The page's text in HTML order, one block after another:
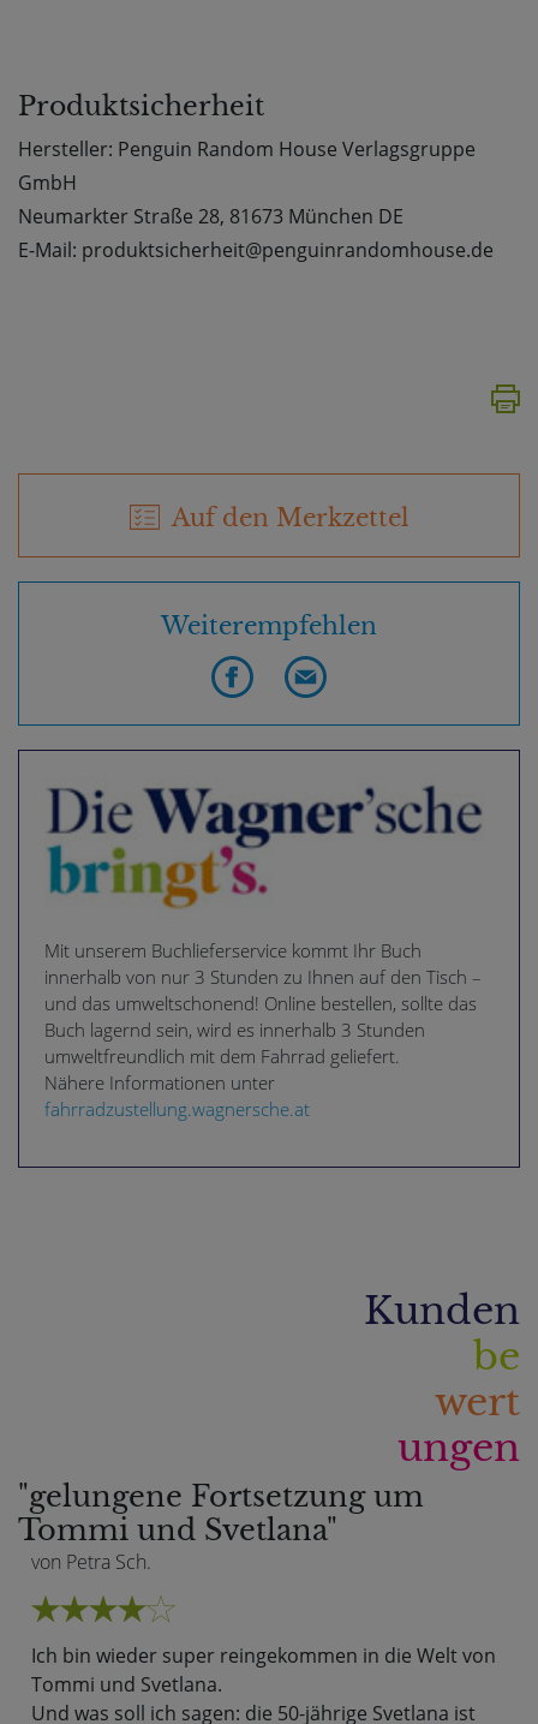
Produktsicherheit
Hersteller: Penguin Random House Verlagsgruppe
GmbH
Neumarkter Straße 28, 81673 München DE
E-Mail: produktsicherheit@penguinrandomhouse.de
Auf den Merkzettel
Weiterempfehlen
Mit unserem Buchlieferservice kommt Ihr Buch
innerhalb von nur 3 Stunden zu Ihnen auf den Tisch –
und das umweltschonend! Online bestellen, sollte das
Buch lagernd sein, wird es innerhalb 3 Stunden
umweltfreundlich mit dem Fahrrad geliefert.
Nähere Informationen unter
fahrradzustellung.wagnersche.at
Kunden
be
wert
ungen
"gelungene Fortsetzung um
Tommi und Svetlana"
von Petra Sch.
Ich bin wieder super reingekommen in die Welt von
Tommi und Svetlana.
Und was soll ich sagen: die 50-jährige Svetlana ist